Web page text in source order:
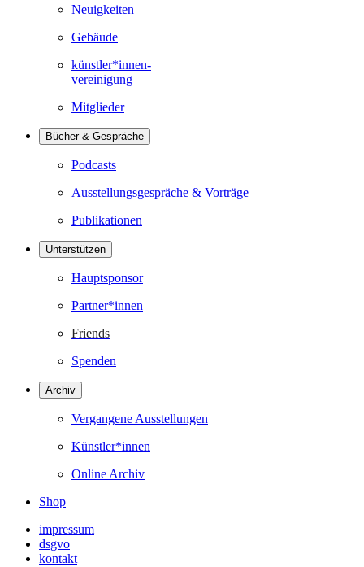
Neuigkeiten
Gebäude
künstler*innen-
vereinigung
Mitglieder
Bücher & Gespräche
Podcasts
Ausstellungsgespräche & Vorträge
Publikationen
Unterstützen
Hauptsponsor
Partner*innen
Friends
Spenden
Archiv
Vergangene Ausstellungen
Künstler*innen
Online Archiv
Shop
impressum
dsgvo
kontakt